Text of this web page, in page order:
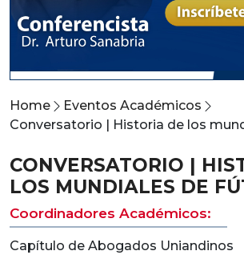
Home
Eventos Académicos
Conversatorio | Historia de los
CONVERSATORIO |
LOS MUNDIALES DE
Coordinadores Académicos:
Capítulo de Abogados Uniandinos